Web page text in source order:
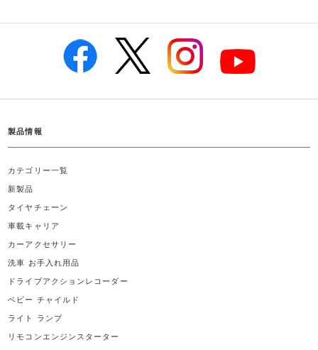
製品情報
カテゴリー一覧
新製品
タイヤチェーン
車載キャリア
カーアクセサリー
洗車 お手入れ用品
ドライブアクションレコーダー
ベビー チャイルド
ライト ランプ
リモコンエンジンスターター